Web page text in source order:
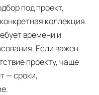
под проект,
коллекция.
времени и
Если важен
проекту, чаще
— сроки,